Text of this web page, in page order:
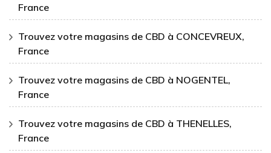
France
Trouvez votre magasins de CBD à CONCEVREUX,
France
Trouvez votre magasins de CBD à NOGENTEL,
France
Trouvez votre magasins de CBD à THENELLES,
France